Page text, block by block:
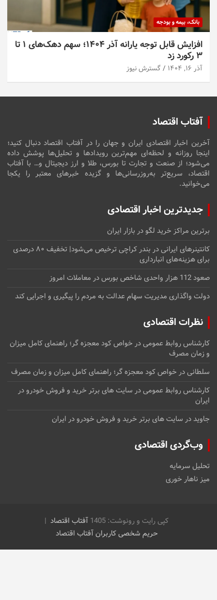
بانک، بیمه و بودجه
افزایش قابل توجه یارانه آذر ۱۴۰۴؛ سهم دهک‌های ۱ تا
۳ رکورد زد
آذر ۱۶, ۱۴۰۴ گسترش نیوز
آفتاب اقتصاد
آخرین اخبار اقتصادی ایران و جهان را در آفتاب اقتصاد دنبال کنید؛
اینجا روزانه و لحظه‌ای مهم‌ترین رویدادها و تحلیل‌ها پوشش داده
می‌شود؛ از صنعت و تجارت تا بورس، طلا و ارز دیجیتال و… با آفتاب
اقتصاد، سریع‌تر به‌روزرسانی‌ها و گزیده خبرهای معتبر را یکجا
می‌خوانید.
جدیدترین اخبار اقتصادی
برترین مراکز خرید لگو در بازار ایران
کانتینرهای ایرانی در بندر کراچی ترخیص می‌شود| تخفیف ۸۰ درصدی
برای هزینه‌های انبارداری
صعود 112 هزار واحدی شاخص بورس در معاملات امروز
دولت واگذاری مدیریت سهام عدالت به مردم را پیگیری و اجرایی کند
نظرات اقتصادی
کارشناس روابط عمومیدرخواص کود معجزه گر؛ راهنمای کامل میزان
و زمان مصرف
سلطانیدرخواص کود معجزه گر؛ راهنمای کامل میزان و زمان مصرف
کارشناس روابط عمومیدرسایت های برتر خرید و فروش خودرو در
ایران
جاویددرسایت های برتر خرید و فروش خودرو در ایران
وب‌گردی اقتصادی
تحلیل سرمایه
میز ناهار خوری
کپی رایت و رونوشت: 1405
آفتاب اقتصاد
حریم شخصی کاربران آفتاب اقتصاد